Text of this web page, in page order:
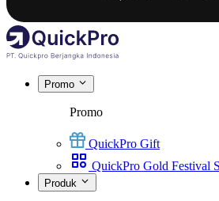
Promo
Promo
QuickPro Gift
QuickPro Gold Festival
Produk